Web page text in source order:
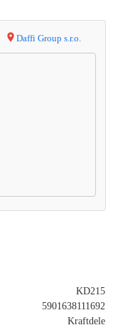
Daffi Group s.r.o.
KD215
5901638111692
Kraftdele